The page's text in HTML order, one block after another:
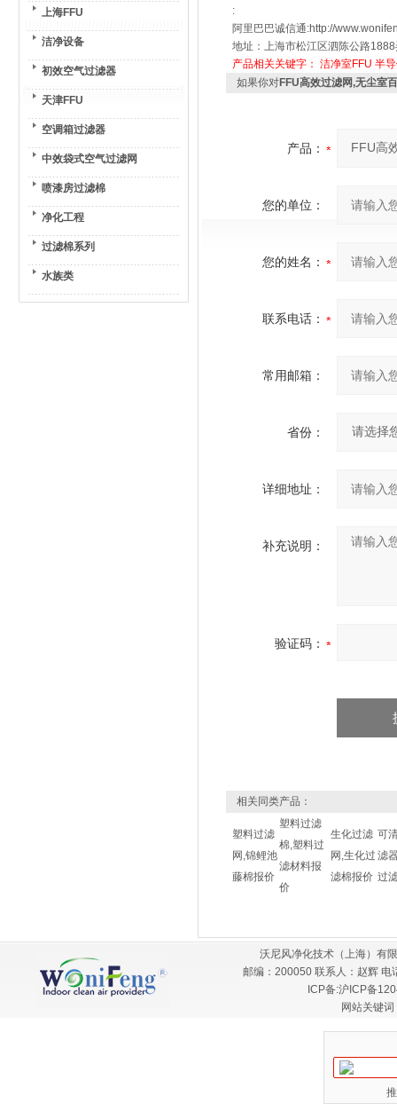
上海FFU
洁净设备
初效空气过滤器
天津FFU
空调箱过滤器
中效袋式空气过滤网
喷漆房过滤棉
净化工程
过滤棉系列
水族类
:
阿里巴巴诚信通:http://
地址：上海市松江区泗陈公路
产品相关关键字： 洁净室FFU 半
如果你对FFU高效过滤网,无尘室
产品：
您的单位：
您的姓名：
联系电话：
常用邮箱：
省份：
详细地址：
补充说明：
验证码：
相关同类产品：
塑料过滤
网,锦鲤池
藤棉报价
塑料过滤
棉,塑料过
滤材料报
价
生化过滤
网,生化过
滤棉报价
可
滤
过
沃尼风净化技术（上海）有
邮编：200050 联系人：赵辉
ICP备:沪ICP备
网站关键